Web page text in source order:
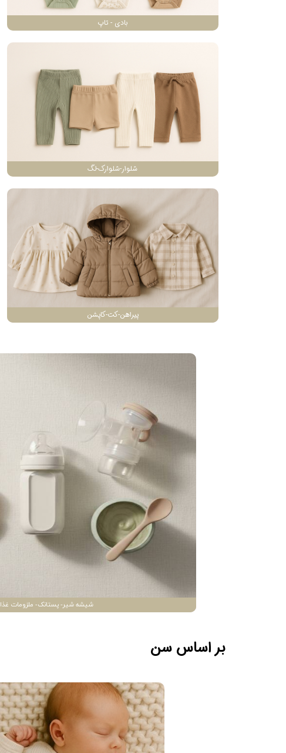
بادی - تاپ
شلوار-شلوارک-لگ
پیراهن-کت-کاپشن
شیشه شیر- پستانک- ملزومات غذا
بر اساس سن